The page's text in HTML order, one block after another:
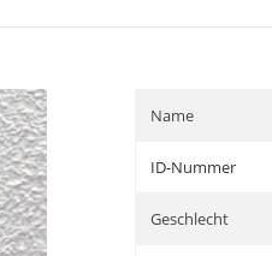
Name
ID-Nummer
Geschlecht